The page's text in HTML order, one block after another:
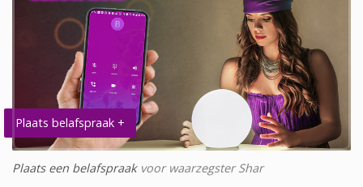
Plaats belafspraak +
Plaats een belafspraakvoor waarzegster Shar